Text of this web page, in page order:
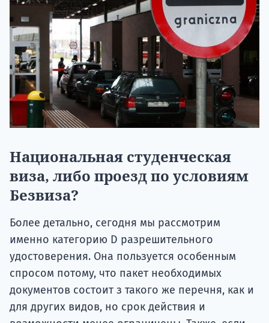
Национальная студенческая
виза, либо проезд по условиям
Безвиза?
Более детально, сегодня мы рассмотрим
именно категорию D разрешительного
удостоверения. Она пользуется особенным
спросом потому, что пакет необходимых
документов состоит з такого же перечня, как и
для других видов, но срок действия и